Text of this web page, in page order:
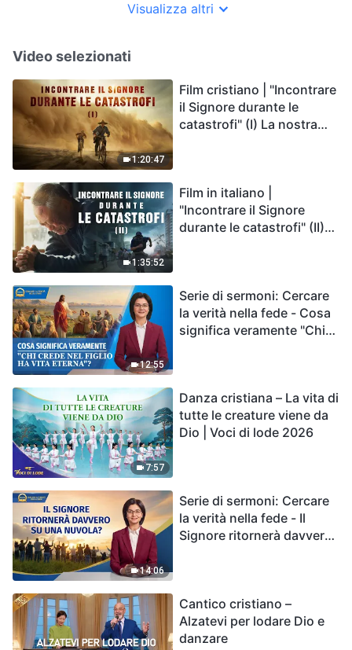
Visualizza altri
Video selezionati
1:20:47
Film cristiano | "Incontrare
il Signore durante le
catastrofi" (I) La nostra
1:35:52
Film in italiano |
"Incontrare il Signore
durante le catastrofi" (II)
Regno di Dio?
12:55
Serie di sermoni: Cercare
la verità nella fede - Cosa
significa veramente "Chi
7:57
Danza cristiana – La vita di
tutte le creature viene da
Dio | Voci di lode 2026
14:06
Serie di sermoni: Cercare
la verità nella fede - Il
Signore ritornerà davvero
Cantico cristiano –
Alzatevi per lodare Dio e
danzare